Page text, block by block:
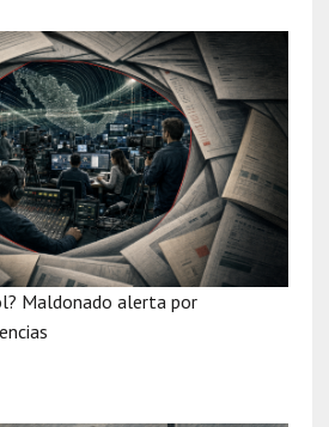
Maldonado alerta por